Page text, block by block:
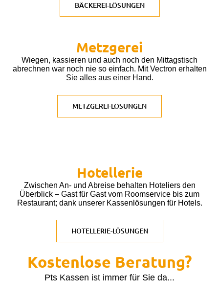
BÄCKEREI-LÖSUNGEN
Metzgerei
Wiegen, kassieren und auch noch den Mittagstisch
abrechnen war noch nie so einfach. Mit Vectron erhalten
Sie alles aus einer Hand.
METZGEREI-LÖSUNGEN
Hotellerie
Zwischen An- und Abreise behalten Hoteliers den
Überblick – Gast für Gast vom Roomservice bis zum
Restaurant; dank unserer Kassenlösungen für Hotels.
HOTELLERIE-LÖSUNGEN
Kostenlose Beratung?
Pts Kassen ist immer für Sie da...